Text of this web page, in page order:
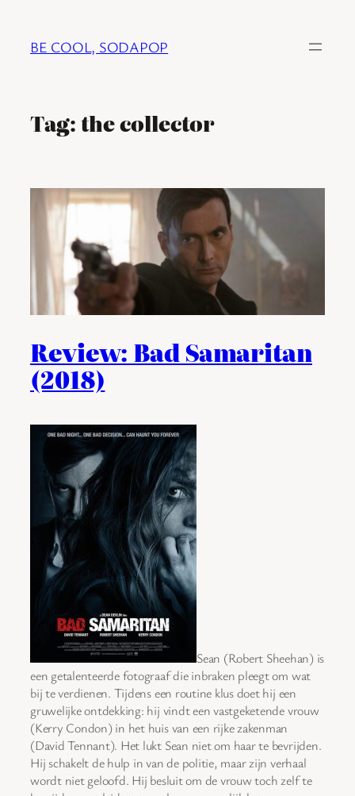
BE COOL, SODAPOP
Tag:the collector
Review: Bad Samaritan
(2018)
Sean (Robert Sheehan) is
een getalenteerde fotograaf die inbraken pleegt om wat
bij te verdienen. Tijdens een routine klus doet hij een
gruwelijke ontdekking: hij vindt een vastgeketende vrouw
(Kerry Condon) in het huis van een rijke zakenman
(David Tennant). Het lukt Sean niet om haar te bevrijden.
Hij schakelt de hulp in van de politie, maar zijn verhaal
wordt niet geloofd. Hij besluit om de vrouw toch zelf te